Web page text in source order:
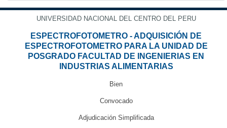
UNIVERSIDAD NACIONAL DEL CENTRO DEL PERU
ESPECTROFOTOMETRO - ADQUISICIÓN DE
ESPECTROFOTOMETRO PARA LA UNIDAD DE
POSGRADO FACULTAD DE INGENIERIAS EN
INDUSTRIAS ALIMENTARIAS
Bien
Convocado
Adjudicación Simplificada